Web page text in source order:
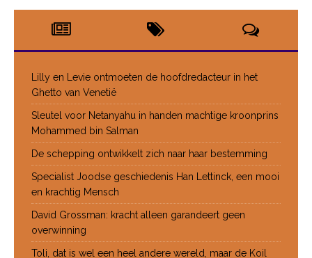
Lilly en Levie ontmoeten de hoofdredacteur in het
Ghetto van Venetië
Sleutel voor Netanyahu in handen machtige kroonprins
Mohammed bin Salman
De schepping ontwikkelt zich naar haar bestemming
Specialist Joodse geschiedenis Han Lettinck, een mooi
en krachtig Mensch
David Grossman: kracht alleen garandeert geen
overwinning
Toli, dat is wel een heel andere wereld, maar de Koil